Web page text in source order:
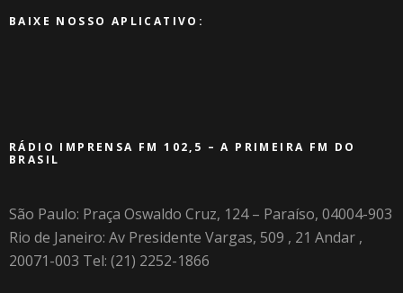
BAIXE NOSSO APLICATIVO:
RÁDIO IMPRENSA FM 102,5 – A PRIMEIRA FM DO
BRASIL
São Paulo: Praça Oswaldo Cruz, 124 – Paraíso, 04004-903
Rio de Janeiro: Av Presidente Vargas, 509 , 21 Andar ,
20071-003 Tel: (21) 2252-1866